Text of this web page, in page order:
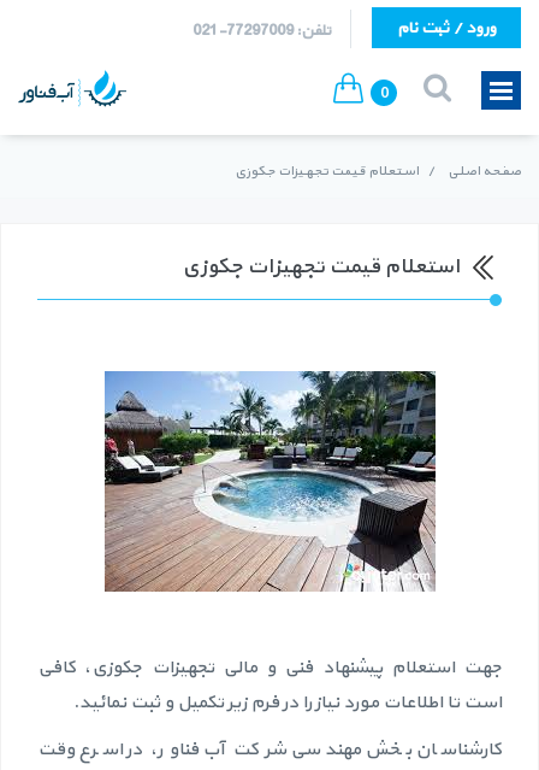
تلفن: 77297009-021 ورود / ثبت نام
0
صفحه اصلی / استعلام قیمت تجهیزات جکوزی
استعلام قیمت تجهیزات جکوزی
جهت استعلام پیشنهاد فنی و مالی تجهیزات جکوزی، کافی
است تا اطلاعات مورد نیاز را در فرم زیر تکمیل و ثبت نمائید.
کارشناسان بخش مهندسی شرکت آب فناور، در اسرع وقت